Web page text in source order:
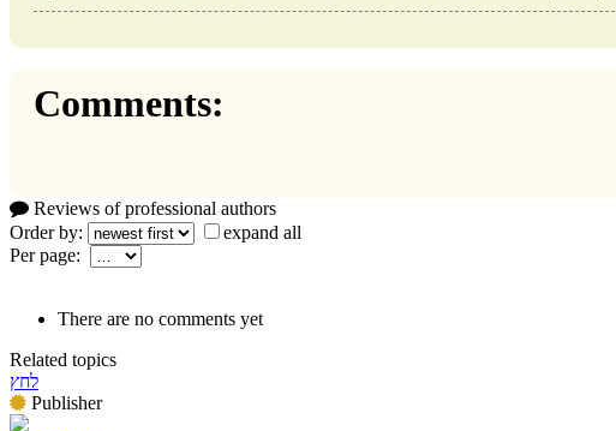
Comments:
Reviews of professional authors
Order by:
expand all
Per page:
There are no comments yet
Related topics
לחץ
Publisher